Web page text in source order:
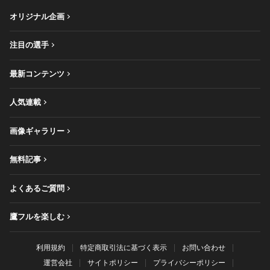
オリジナル企画
注目の選手
最新コンテンツ
人気連載
画像ギャラリー
無料記事
よくあるご質問
鷹フルを楽しむ
利用規約 特定商取引法に基づく表示
お問い合わせ
運営会社
サイトポリシー プライバシーポリシー